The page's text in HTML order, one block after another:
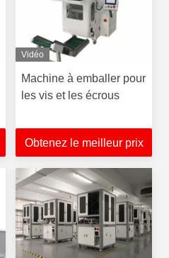
Vidéo
Machine à emballer pour
les vis et les écrous
Obtenez le meilleur prix